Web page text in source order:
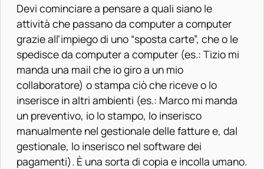
Devi cominciare a pensare a quali siano le
attività che passano da computer a computer
grazie all’impiego di uno “sposta carte”, che o le
spedisce da computer a computer (es.: Tizio mi
manda una mail che io giro a un mio
collaboratore) o stampa ciò che riceve o lo
inserisce in altri ambienti (es.: Marco mi manda
un preventivo, io lo stampo, lo inserisco
manualmente nel gestionale delle fatture e, dal
gestionale, lo inserisco nel software dei
pagamenti). È una sorta di copia e incolla umano.